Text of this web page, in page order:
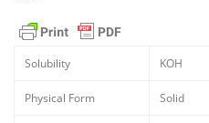
Solubility KOH
Physical Form Solid